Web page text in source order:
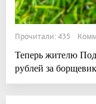
Прочитали: 435
Теперь жителю
рублей за